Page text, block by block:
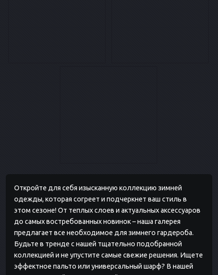
Откройте для себя изысканную коллекцию зимней
одежды, которая согреет и подчеркнет ваш стиль в
этом сезоне! От теплых слоев и актуальных аксессуаров
до самых востребованных новинок – наша галерея
предлагает все необходимое для зимнего гардероба.
Будьте в тренде с нашей тщательно подобранной
коллекцией и не упустите самые свежие решения. Ищете
эффектное пальто или универсальный шарф? В нашей